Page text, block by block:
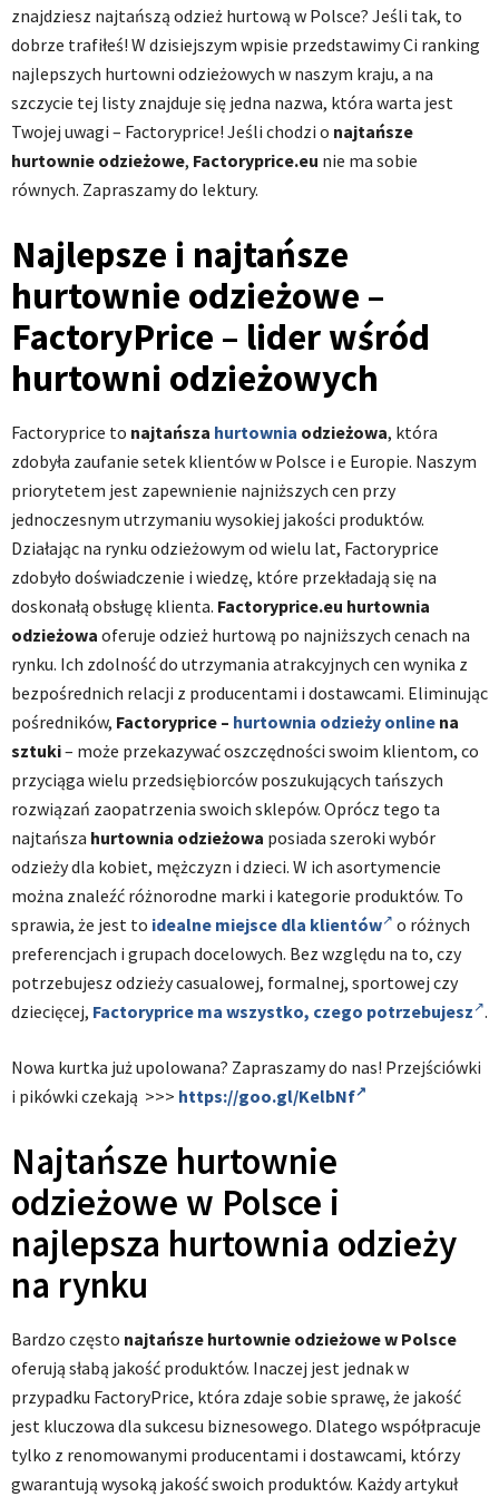
znajdziesz najtańszą odzież hurtową w Polsce? Jeśli tak, to
dobrze trafiłeś! W dzisiejszym wpisie przedstawimy Ci ranking
najlepszych hurtowni odzieżowych w naszym kraju, a na
szczycie tej listy znajduje się jedna nazwa, która warta jest
Twojej uwagi – Factoryprice! Jeśli chodzi o najtańsze
hurtownie odzieżowe, Factoryprice.eu nie ma sobie
równych. Zapraszamy do lektury.
Najlepsze i najtańsze
hurtownie odzieżowe –
FactoryPrice – lider wśród
hurtowni odzieżowych
Factoryprice to najtańsza hurtownia odzieżowa, która
zdobyła zaufanie setek klientów w Polsce i e Europie. Naszym
priorytetem jest zapewnienie najniższych cen przy
jednoczesnym utrzymaniu wysokiej jakości produktów.
Działając na rynku odzieżowym od wielu lat, Factoryprice
zdobyło doświadczenie i wiedzę, które przekładają się na
doskonałą obsługę klienta. Factoryprice.eu hurtownia
odzieżowa oferuje odzież hurtową po najniższych cenach na
rynku. Ich zdolność do utrzymania atrakcyjnych cen wynika z
bezpośrednich relacji z producentami i dostawcami. Eliminując
pośredników, Factoryprice – hurtownia odzieży online na
sztuki– może przekazywać oszczędności swoim klientom, co
przyciąga wielu przedsiębiorców poszukujących tańszych
rozwiązań zaopatrzenia swoich sklepów. Oprócz tego ta
najtańsza hurtownia odzieżowa posiada szeroki wybór
odzieży dla kobiet, mężczyzn i dzieci. W ich asortymencie
można znaleźć różnorodne marki i kategorie produktów. To
sprawia, że jest to idealne miejsce dla klientów
o różnych
preferencjach i grupach docelowych. Bez względu na to, czy
potrzebujesz odzieży casualowej, formalnej, sportowej czy
dziecięcej, Factoryprice ma wszystko, czego potrzebujesz .
Nowa kurtka już upolowana? Zapraszamy do nas! Przejściówki
i pikówki czekają >>> https://goo.gl/KelbNf
Najtańsze hurtownie
odzieżowe w Polsce i
najlepsza hurtownia odzieży
na rynku
Bardzo często najtańsze hurtownie odzieżowe w Polsce
oferują słabą jakość produktów. Inaczej jest jednak w
przypadku FactoryPrice, która zdaje sobie sprawę, że jakość
jest kluczowa dla sukcesu biznesowego. Dlatego współpracuje
tylko z renomowanymi producentami i dostawcami, którzy
gwarantują wysoką jakość swoich produktów. Każdy artykuł